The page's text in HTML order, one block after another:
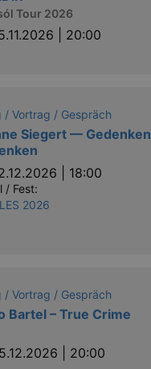
Tour 2026
| 20:00
/ Vortrag / Gespräch
Siegert — Gedenken
| 18:00
/ Fest:
2026
/ Vortrag / Gespräch
Bartel – True Crime
| 20:00
It
will